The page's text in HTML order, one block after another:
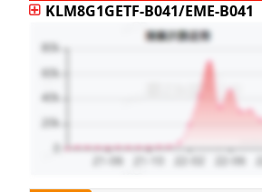
KLM8G1GETF-B041/EME-B041